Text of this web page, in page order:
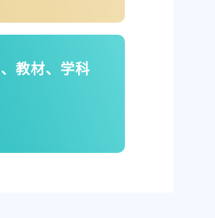
教材、学科